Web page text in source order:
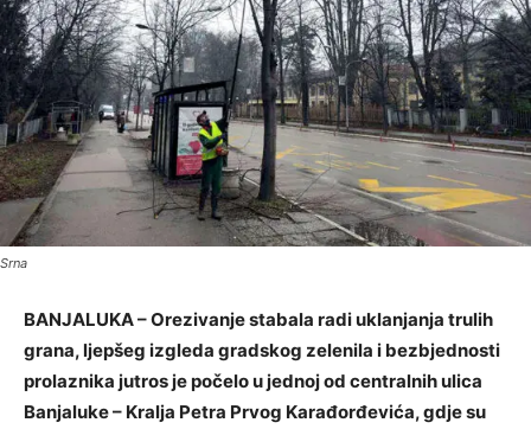
Srna
BANJALUKA – Orezivanje stabala radi uklanjanja trulih
grana, ljepšeg izgleda gradskog zelenila i bezbjednosti
prolaznika jutros je počelo u jednoj od centralnih ulica
Banjaluke – Kralja Petra Prvog Karađorđevića, gdje su